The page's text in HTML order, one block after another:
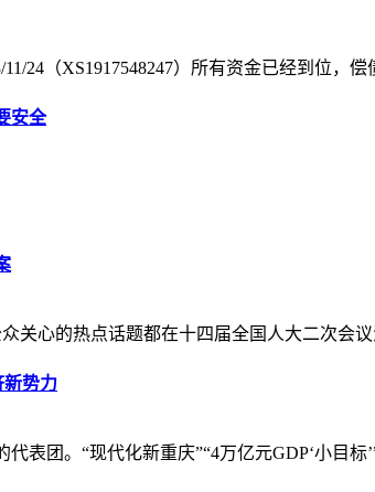
24（XS1917548247）所有资金已经到位，偿
安全
关心的热点话题都在十四届全国人大二次会
势力
表团。“现代化新重庆”“4万亿元GDP‘小目标